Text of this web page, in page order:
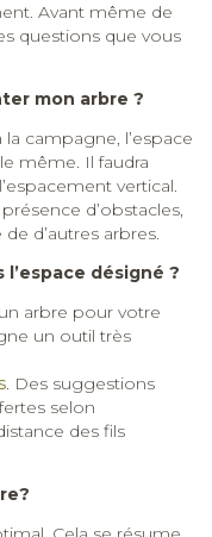
Avant même de
questions que vous
mon arbre ?
campagne, l’espace
même. Il faudra
vertical.
d’obstacles,
d’autres arbres.
désigné ?
arbre pour votre
un outil très
. Des suggestions
selon
des fils